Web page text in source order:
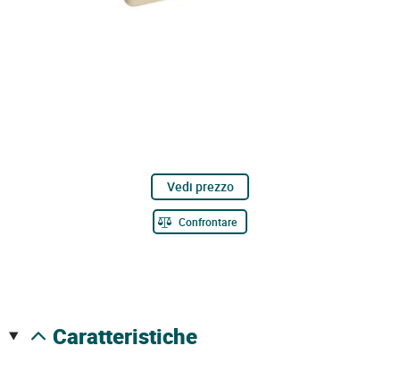
Vedi prezzo
Confrontare
caratteristiche